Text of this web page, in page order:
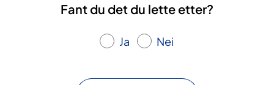
Fant du det du lette etter?
Ja Nei